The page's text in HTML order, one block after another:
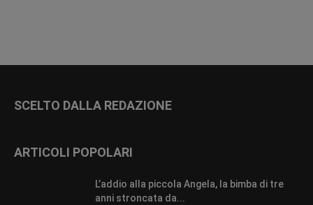
SCELTO DALLA REDAZIONE
ARTICOLI POPOLARI
L’addio alla piccola Angela, la bimba di tre
anni stroncata da...